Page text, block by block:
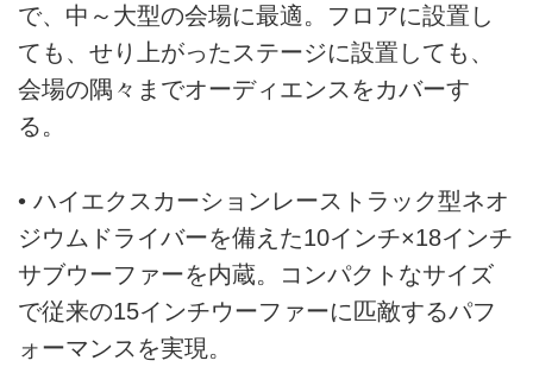
で、中～大型の会場に最適。フロアに設置し
ても、せり上がったステージに設置しても、
会場の隅々までオーディエンスをカバーす
る。
• ハイエクスカーションレーストラック型ネオ
ジウムドライバーを備えた10インチ×18インチ
サブウーファーを内蔵。コンパクトなサイズ
で従来の15インチウーファーに匹敵するパフ
ォーマンスを実現。